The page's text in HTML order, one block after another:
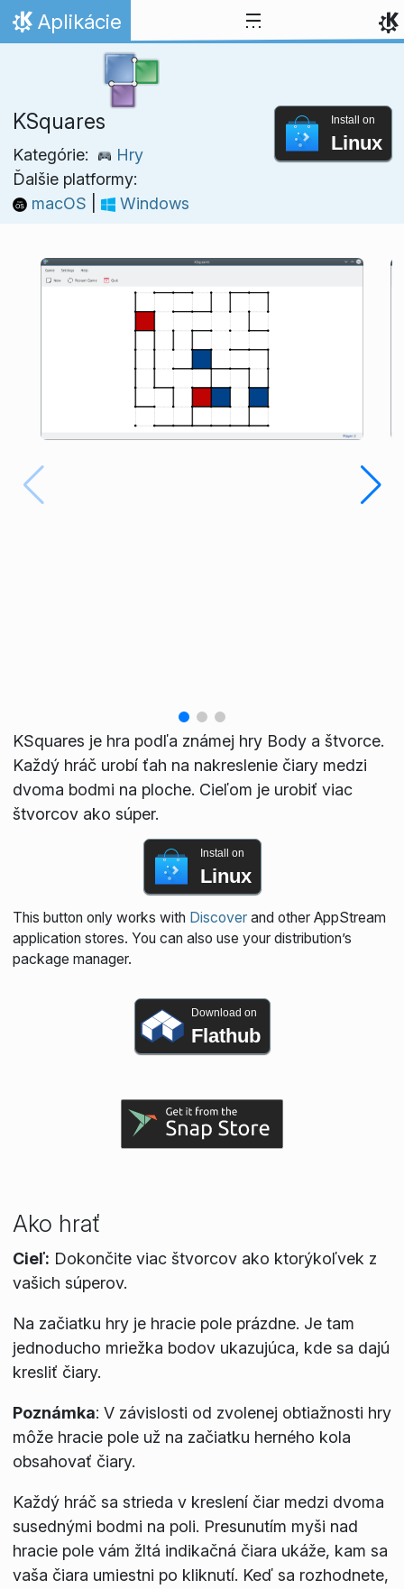
Skip to content
Domov
Aplikácie
KSquares
Kategórie:
Hry
Ďalšie platformy:
macOS
Windows
Install on
Linux
KSquares je hra podľa známej hry Body a štvorce.
Každý hráč urobí ťah na nakreslenie čiary medzi
dvoma bodmi na ploche. Cieľom je urobiť viac
štvorcov ako súper.
Install on
Linux
This button only works with Discoverand other AppStream
application stores. You can also use your distribution’s
package manager.
Download on
Flathub
Ako hrať
Cieľ: Dokončite viac štvorcov ako ktorýkoľvek z
vašich súperov.
Na začiatku hry je hracie pole prázdne. Je tam
jednoducho mriežka bodov ukazujúca, kde sa dajú
kresliť čiary.
Poznámka: V závislosti od zvolenej obtiažnosti hry
môže hracie pole už na začiatku herného kola
obsahovať čiary.
Každý hráč sa strieda v kreslení čiar medzi dvoma
susednými bodmi na poli. Presunutím myši nad
hracie pole vám žltá indikačná čiara ukáže, kam sa
vaša čiara umiestni po kliknutí. Keď sa rozhodnete,